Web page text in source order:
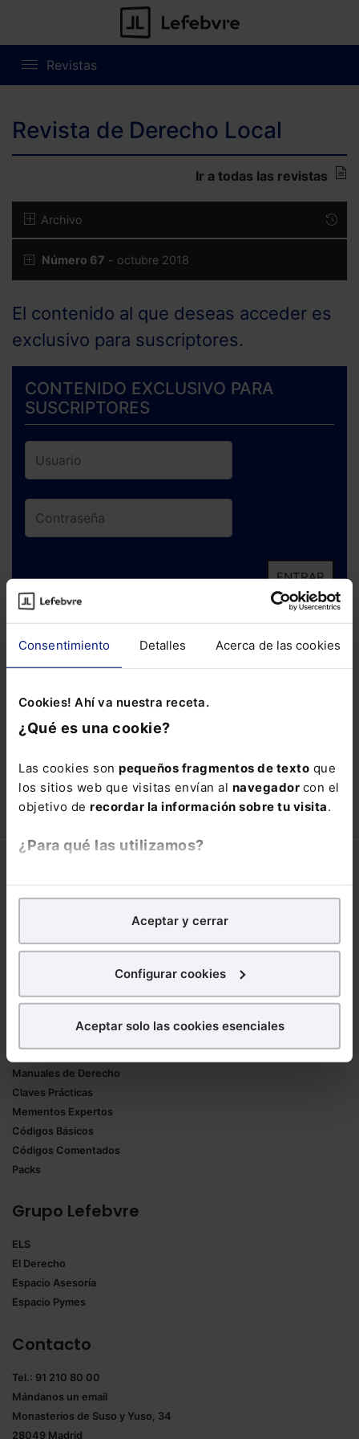
Consentimiento Detalles Acerca de las cookies
Cookies! Ahí va nuestra receta.
¿Qué es una cookie?
Las cookies son pequeños fragmentos de texto que
los sitios web que visitas envían al navegador con el
objetivo de recordar la información sobre tu visita.
¿Para qué las utilizamos?
analíticospara tratar demejorar tu experienciaen
nuestra página web. También con fines publicitarios,
para poder mostrarte publicidad y contenidos de tu
¿Qué puedes hacer?
experiencia en la web sea óptima
Puedesaceptar solo las esenciales
todas las cookies excepto aquellas imprescindibles.
También puedes
seleccionar solo aquellas que quieras permitir en tu
navegador. Si no seleccionas ninguna utilizaremos
las que sean indispensables para la navegación.
Saber más acerca de las cookies
Aceptar y cerrar
Configurar cookies
Aceptar solo las cookies esenciales
Revistas
Revista de Derecho Local
Ir a todas las revistas
Archivo
Número 67 - octubre 2018
El contenido al que deseas acceder es
exclusivo para suscriptores.
CONTENIDO EXCLUSIVO PARA
SUSCRIPTORES
ENTRAR
¿Has olvidado tu contraseña?
Si todavía no te has suscrito, no pierdas
está oportunidad y adquiere tu acceso
con un25% de descuento
COMPRAR
Lefebvre
Trabaja con nosotros
Productos
Formularios Jurídicos
Manuales de Derecho
Claves Prácticas
Mementos Expertos
Códigos Básicos
Códigos Comentados
Packs
Grupo Lefebvre
ELS
El Derecho
Espacio Asesoría
Espacio Pymes
Contacto
Tel.: 91 210 80 00
Mándanos un email
Monasterios de Suso y Yuso, 34
28049 Madrid